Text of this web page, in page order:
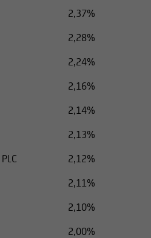
2,37%
2,28%
2,24%
2,16%
2,14%
2,13%
2,12%
2,11%
2,10%
2,00%
applicano le predette
informato in merito
pagina Web non
registrati ai sensi
non possono essere
del Securities Act o
applicabili ai sensi del